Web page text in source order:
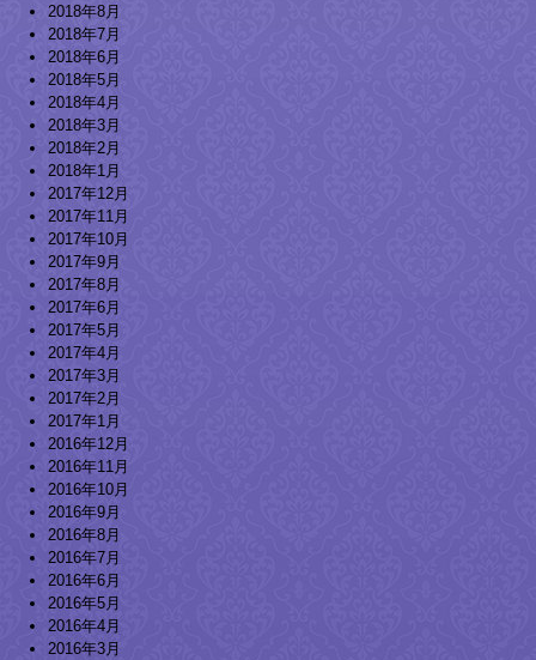
2018年8月
2018年7月
2018年6月
2018年5月
2018年4月
2018年3月
2018年2月
2018年1月
2017年12月
2017年11月
2017年10月
2017年9月
2017年8月
2017年6月
2017年5月
2017年4月
2017年3月
2017年2月
2017年1月
2016年12月
2016年11月
2016年10月
2016年9月
2016年8月
2016年7月
2016年6月
2016年5月
2016年4月
2016年3月